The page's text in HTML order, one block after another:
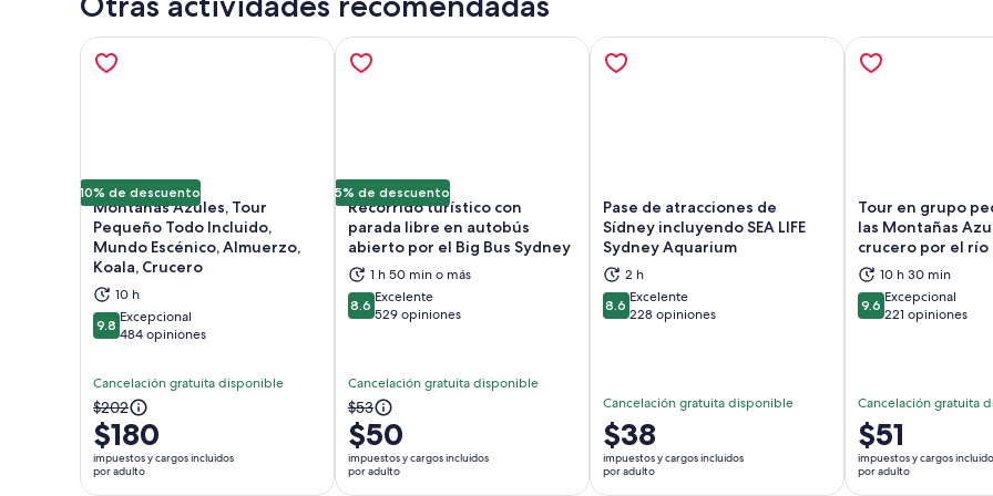
10% de descuento
Montañas Azules, Tour
Pequeño Todo Incluido,
Mundo Escénico, Almuerzo,
Koala, Crucero
10 h
9.89.8 de 10
Excepcional
484 opiniones
Cancelación gratuita disponible
El
precio
anterior
era
$202
$180
impuestos y cargos incluidos
por adulto
Se abrirá en una nueva pestaña
5% de descuento
Recorrido turístico con
parada libre en autobús
abierto por el Big Bus Sydney
1 h 50 min o más
8.68.6 de 10
Excelente
529 opiniones
Cancelación gratuita disponible
El
precio
anterior
era
$53
$50
impuestos y cargos incluidos
por adulto
Se abrirá en una nueva pestaña
Pase de atracciones de
Sídney incluyendo SEA LIFE
Sydney Aquarium
2 h
8.68.6 de 10
Excelente
228 opiniones
Cancelación gratuita disponible
El
precio
es
$38
impuestos y cargos incluidos
por adulto
Se abrirá en una nueva pestaña
Tour en grupo
las Montañas
crucero por el río
10 h 30 min
9.69.6 de 10
Excepcional
221 opiniones
Cancelación gratuita
El
precio
es
$51
impuestos y cargos
por adulto